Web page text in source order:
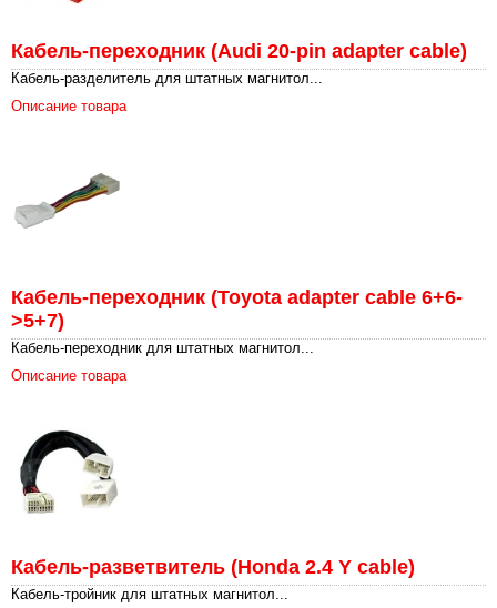
Кабель-переходник (Audi 20-pin adapter cable)
Кабель-разделитель для штатных магнитол...
Описание товара
Кабель-переходник (Toyota adapter cable 6+6-
>5+7)
Кабель-переходник для штатных магнитол...
Описание товара
Кабель-разветвитель (Honda 2.4 Y cable)
Кабель-тройник для штатных магнитол...